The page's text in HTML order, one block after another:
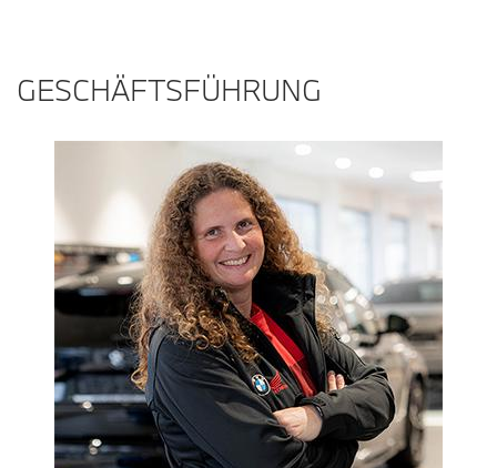
GESCHÄFTSFÜHRUNG